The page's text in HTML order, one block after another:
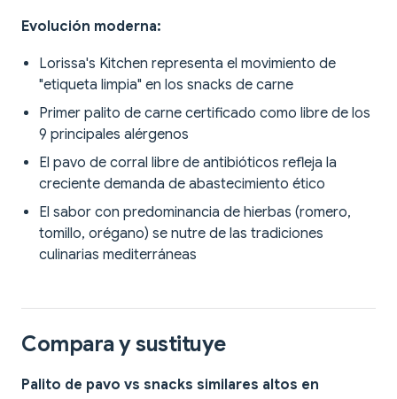
Evolución moderna:
Lorissa's Kitchen representa el movimiento de
"etiqueta limpia" en los snacks de carne
Primer palito de carne certificado como libre de los
9 principales alérgenos
El pavo de corral libre de antibióticos refleja la
creciente demanda de abastecimiento ético
El sabor con predominancia de hierbas (romero,
tomillo, orégano) se nutre de las tradiciones
culinarias mediterráneas
Compara y sustituye
Palito de pavo vs snacks similares altos en